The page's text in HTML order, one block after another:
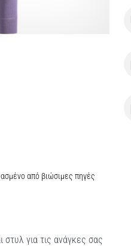
από βιώσιμες πηγές
στυλ για τις ανάγκες σας